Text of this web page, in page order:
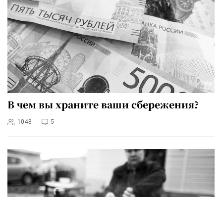
В чем вы храните ваши сбережения?
1048 5